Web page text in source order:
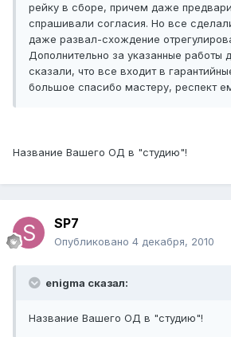
рейку в сборе, причем даже
спрашивали согласия. Но все
даже развал-схождение
Дополнительно за указанные работы
сказали, что все входит в
большое спасибо мастеру, респект
Название Вашего ОД в "студию"!
SP7
Опубликовано 4 декабря, 2010
enigma сказал:
Название Вашего ОД в "студию"!